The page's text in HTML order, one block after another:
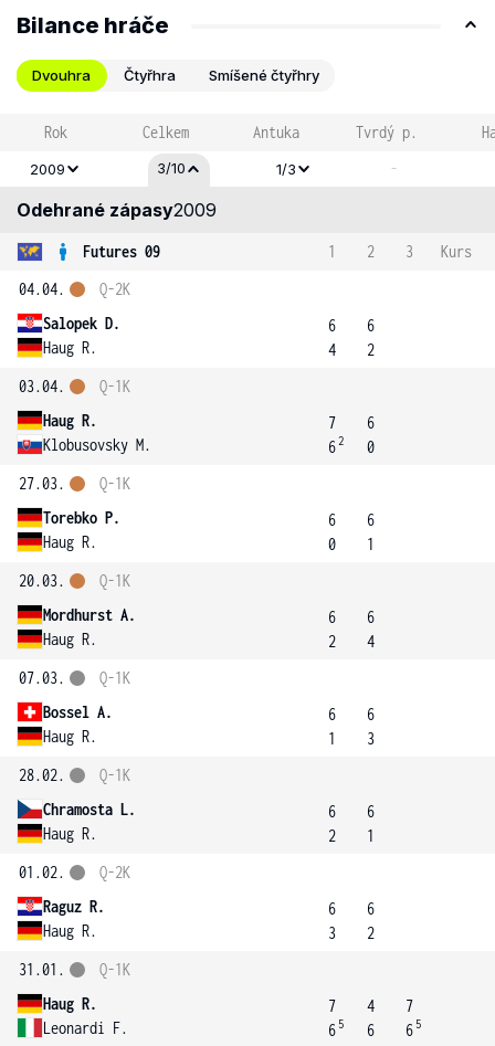
Bilance hráče
Dvouhra Čtyřhra Smíšené čtyřhry
Rok Celkem Antuka Tvrdý p.
2009 3/10 1/3 -
Odehrané zápasy2009
Futures 09 1 2 3
Kurs
04.04.
Salopek D.
Haug R.
Q-2K
6
4
6
2
03.04.
Haug R.
Klobusovsky M.
Q-1K
7
62
6
0
27.03.
Torebko P.
Haug R.
Q-1K
6
0
6
1
20.03.
Mordhurst A.
Haug R.
Q-1K
6
2
6
4
07.03.
Bossel A.
Haug R.
Q-1K
6
1
6
3
28.02.
Chramosta L.
Haug R.
Q-1K
6
2
6
1
01.02.
Raguz R.
Haug R.
Q-2K
6
3
6
2
31.01.
Haug R.
Leonardi F.
Q-1K
7
6 5
4
6
7
6 5